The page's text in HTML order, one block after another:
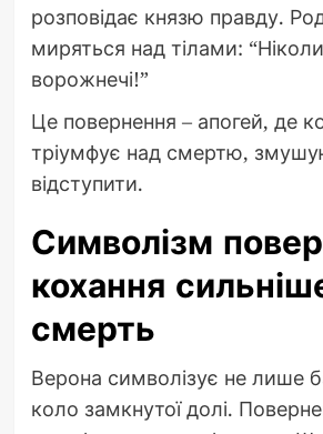
розповідає князю правду.
миряться над тілами:
ворожнечі!”
Це повернення – апогей, де
тріумфує над смертю,
відступити.
Символізм
кохання
смерть
Верона символізує не лише
коло замкнутої долі.